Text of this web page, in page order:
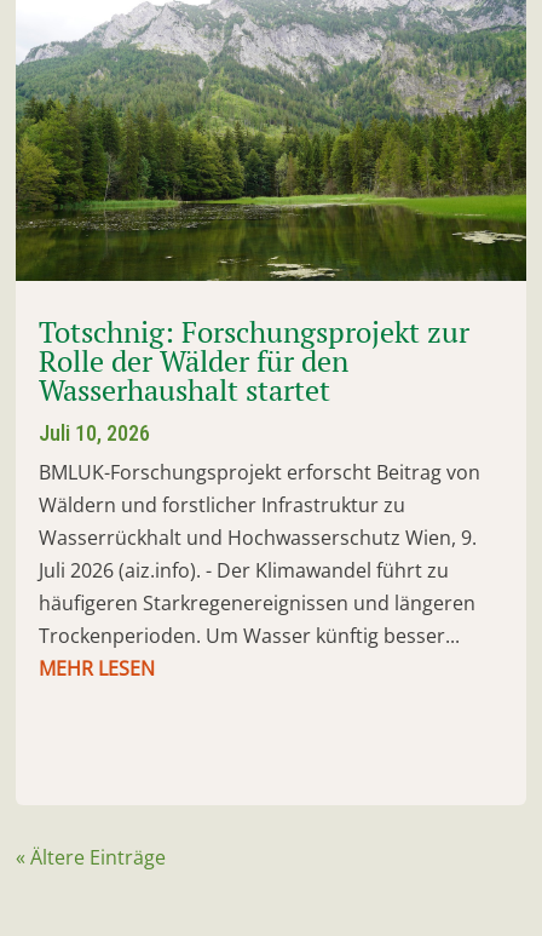
Totschnig: Forschungsprojekt zur
Rolle der Wälder für den
Wasserhaushalt startet
Juli 10, 2026
BMLUK-Forschungsprojekt erforscht Beitrag von
Wäldern und forstlicher Infrastruktur zu
Wasserrückhalt und Hochwasserschutz Wien, 9.
Juli 2026 (aiz.info). - Der Klimawandel führt zu
häufigeren Starkregenereignissen und längeren
Trockenperioden. Um Wasser künftig besser...
MEHR LESEN
« Ältere Einträge